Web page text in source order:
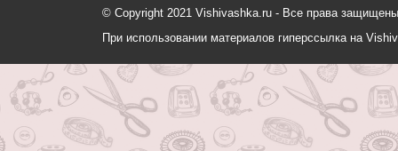
© Copyright 2021 Vishivashka.ru - Все права
При использовании материалов гиперссылка на